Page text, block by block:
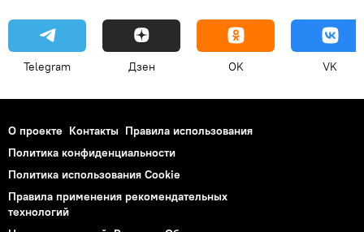
Telegram Дзен OK VK
О проекте Контакты Правила использования
Политика конфиденциальности
Политика использования Cookie
Правила применения рекомендательных
технологий